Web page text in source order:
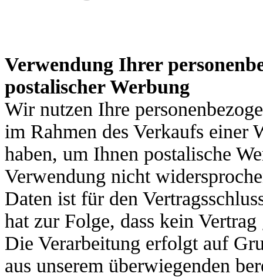
Verwendung Ihrer
postalischer Werbung
Wir nutzen Ihre
im Rahmen des Verkaufs einer
haben, um Ihnen postalische
Verwendung nicht
Daten ist für den
hat zur Folge, dass kein
Die Verarbeitung erfolgt auf
aus unserem überwiegenden